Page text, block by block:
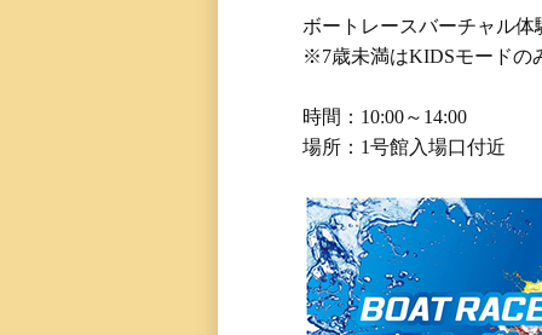
ボートレースバーチャル体
※7歳未満はKIDSモードの
時間：10:00～14:00
場所：1号館入場口付近